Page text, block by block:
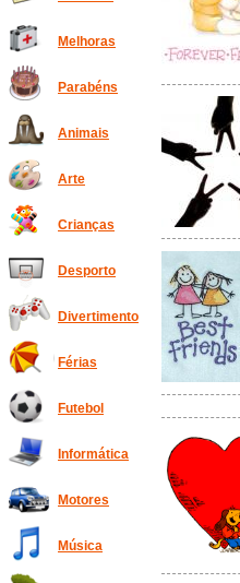
Melhoras
Parabéns
Animais
Arte
Crianças
Desporto
Divertimento
Férias
Futebol
Informática
Motores
Música